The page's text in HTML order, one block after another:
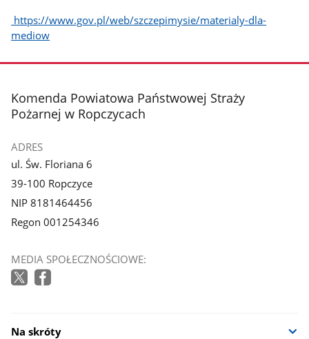
https://www.gov.pl/web/szczepimysie/materialy-dla-
mediow
stopka
Komenda Powiatowa Państwowej Straży
Pożarnej w Ropczycach
ADRES
ul. Św. Floriana 6
39-100 Ropczyce
NIP 8181464456
Regon 001254346
MEDIA SPOŁECZNOŚCIOWE:
Na skróty